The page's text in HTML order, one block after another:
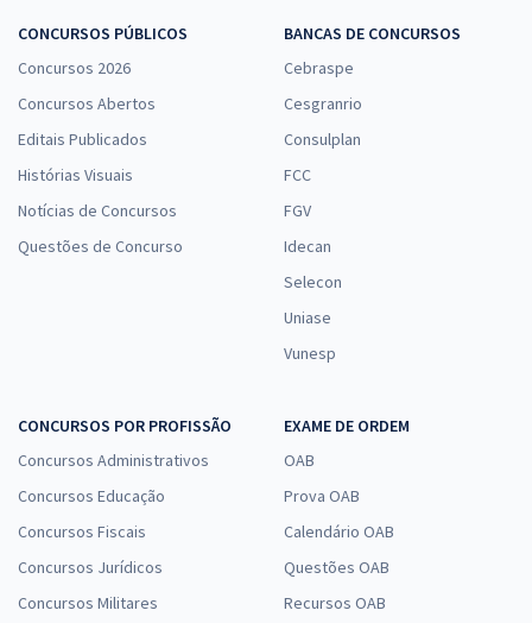
CONCURSOS PÚBLICOS
Concursos 2026
Concursos Abertos
Editais Publicados
Histórias Visuais
Notícias de Concursos
Questões de Concurso
BANCAS DE CONCURSOS
Cebraspe
Cesgranrio
Consulplan
FCC
FGV
Idecan
Selecon
Uniase
Vunesp
CONCURSOS POR PROFISSÃO
Concursos Administrativos
Concursos Educação
Concursos Fiscais
Concursos Jurídicos
Concursos Militares
EXAME DE ORDEM
OAB
Prova OAB
Calendário OAB
Questões OAB
Recursos OAB